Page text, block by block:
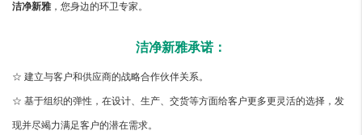
洁净新雅，您身边的环卫专家。
洁净新雅承诺：
☆ 建立与客户和供应商的战略合作伙伴关系。
☆ 基于组织的弹性，在设计、生产、交货等方面给客户更多更灵活的选择，发
现并尽竭力满足客户的潜在需求。